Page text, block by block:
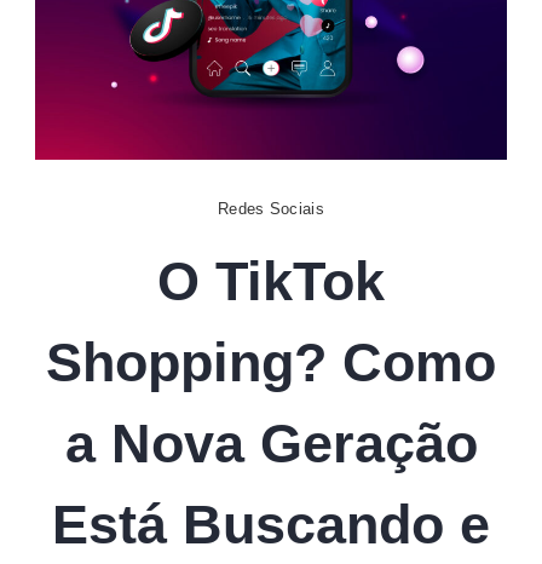
Redes Sociais
O TikTok
Shopping? Como
a Nova Geração
Está Buscando e